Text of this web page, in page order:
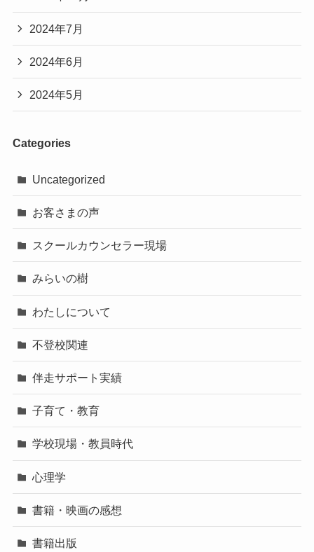
2024年7月
2024年6月
2024年5月
Categories
Uncategorized
お客さまの声
スクールカウンセラー現場
みらいの樹
わたしについて
不登校関連
伴走サポート実績
子育て・教育
学校現場・教員時代
心理学
書籍・映画の感想
書籍出版